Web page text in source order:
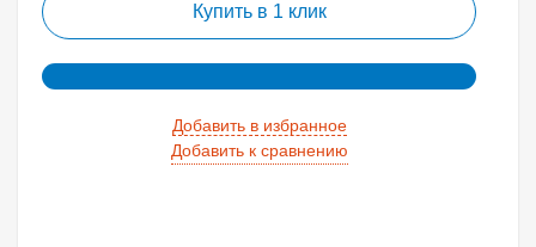
Купить в 1 клик
Добавить в избранное
Добавить к сравнению